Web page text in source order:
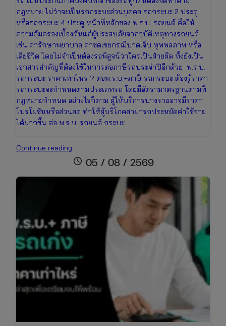
กฎหมาย ไม่ว่าจะเป็นรถกระบะส่วนบุคคล รถกระบะ 2 ประตู
หรือรถกระบะ 4 ประตู หน้าที่หลักของ พ.ร.บ. รถยนต์ คือให้
ความคุ้มครองเบื้องต้นแก่ผู้ประสบภัยจากอุบัติเหตุทางรถยนต์
เช่น ค่ารักษาพยาบาล ค่าชดเชยกรณีบาดเจ็บ ทุพพลภาพ หรือ
เสียชีวิต โดยไม่จำเป็นต้องรอพิสูจน์ว่าใครเป็นฝ่ายผิด ทั้งยังเป็น
เอกสารสำคัญที่ต้องใช้ในการต่อภาษีรถประจำปีอีกด้วย พ.ร.บ.
รถกระบะ ราคาเท่าไหร่ ? ต่อพ.ร.บ.+ภาษี รถกระบะ ต้องรู้ราคา
รถกระบะจะกำหนดตามประเภทรถ โดยมีอัตรามาตรฐานตามที่
กฎหมายกำหนด อย่างไรก็ตาม ผู้ให้บริการบางรายอาจมีราคา
โปรโมชันหรือส่วนลด ทำให้ผู้บริโภคสามารถประหยัดค่าใช้จ่าย
ได้มากขึ้น ต่อ พ.ร.บ. รถยนต์ กระบะ…
Continue reading
รถ
ออนไลน์
ได้
ทันที
schedule 05 / 08 / 2569